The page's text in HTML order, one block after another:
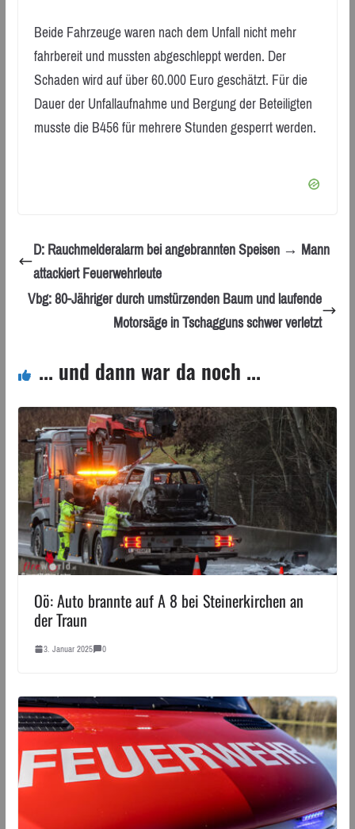
Beide Fahrzeuge waren nach dem Unfall nicht mehr
fahrbereit und mussten abgeschleppt werden. Der
Schaden wird auf über 60.000 Euro geschätzt. Für die
Dauer der Unfallaufnahme und Bergung der Beteiligten
musste die B456 für mehrere Stunden gesperrt werden.
D: Rauchmelderalarm bei angebrannten Speisen → Mann
attackiert Feuerwehrleute
Vbg: 80-Jähriger durch umstürzenden Baum und laufende
Motorsäge in Tschagguns schwer verletzt
... und dann war da noch ...
Oö: Auto brannte auf A 8 bei Steinerkirchen an
der Traun
3. Januar 2025 0